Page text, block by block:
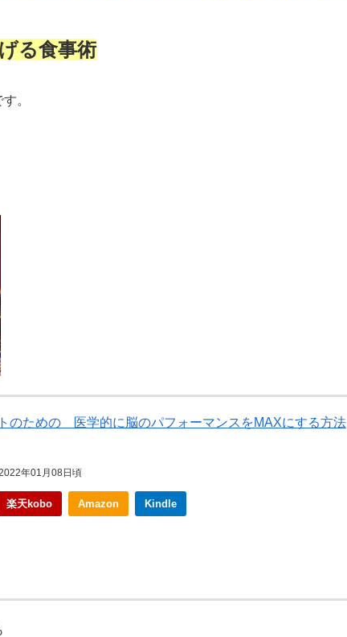
る食事術
。
のための 医学的に脳のパフォーマンスをMAXにする方法
年01月08日頃
楽天kobo Amazon Kindle